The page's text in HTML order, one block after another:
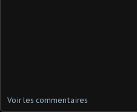
Voir les commentaires